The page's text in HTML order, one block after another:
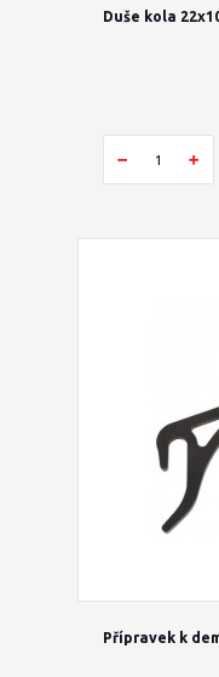
Duše kola
Přípravek k